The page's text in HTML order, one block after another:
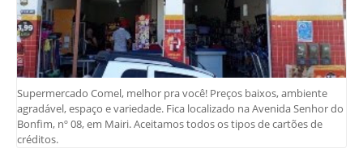
Supermercado Comel, melhor pra você! Preços baixos, ambiente
agradável, espaço e variedade. Fica localizado na Avenida Senhor do
Bonfim, nº 08, em Mairi. Aceitamos todos os tipos de cartões de
créditos.